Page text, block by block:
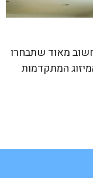
מאוד שתבחרו
המתקדמות